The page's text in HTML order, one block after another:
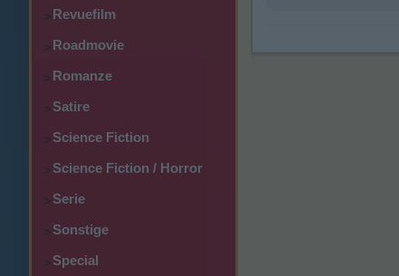
>Revuefilm
>Roadmovie
>Romanze
>Satire
>Science Fiction
>Science Fiction / Horror
>Serie
>Sonstige
>Special